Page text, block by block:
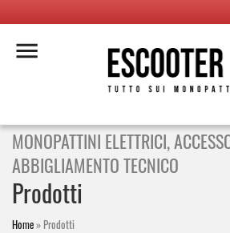
MONOPATTINI ELETTRICI,
ABBIGLIAMENTO TECNICO
Prodotti
Home» Prodotti